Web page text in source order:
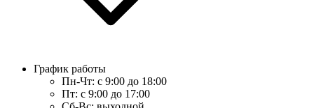
График работы
Пн-Чт: с 9:00 до 18:00
Пт: с 9:00 до 17:00